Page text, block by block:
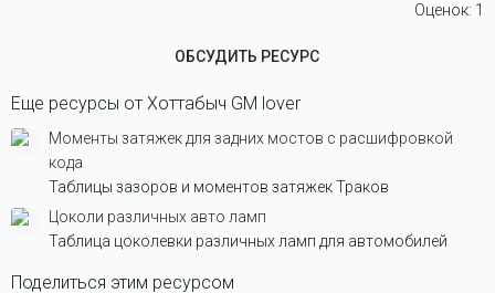
Оценок: 1
ОБСУДИТЬ РЕСУРС
Еще ресурсы от Хоттабыч GM lover
Моменты затяжек для задних мостов с расшифровкой
кода
Таблицы зазоров и моментов затяжек Траков
Цоколи различных авто ламп
Таблица цоколевки различных ламп для автомобилей
Поделиться этим ресурсом